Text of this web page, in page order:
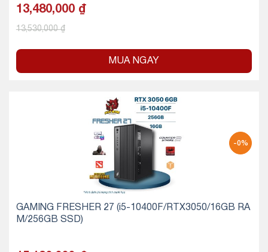
13,480,000 ₫
13,530,000₫
MUA NGAY
-0%
GAMING FRESHER 27 (i5-10400F/RTX3050/16GB RA
M/256GB SSD)